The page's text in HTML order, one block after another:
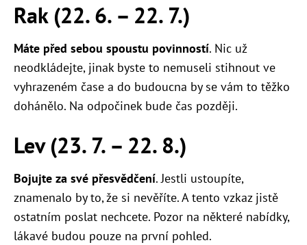
Rak (22. 6. – 22. 7.)
Máte před sebou spoustu povinností. Nic už
neodkládejte, jinak byste to nemuseli stihnout ve
vyhrazeném čase a do budoucna by se vám to těžko
dohánělo. Na odpočinek bude čas později.
Lev (23. 7. – 22. 8.)
Bojujte za své přesvědčení. Jestli ustoupíte,
znamenalo by to, že si nevěříte. A tento vzkaz jistě
ostatním poslat nechcete. Pozor na některé nabídky,
lákavé budou pouze na první pohled.